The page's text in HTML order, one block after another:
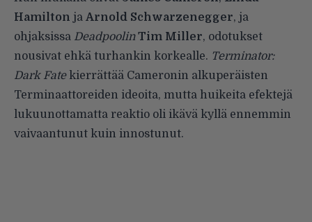
Hamilton ja Arnold Schwarzenegger, ja
ohjaksissa Deadpoolin Tim Miller, odotukset
nousivat ehkä turhankin korkealle. Terminator:
Dark Fatekierrättää Cameronin alkuperäisten
Terminaattoreiden ideoita, mutta huikeita efektejä
lukuunottamatta reaktio oli ikävä kyllä ennemmin
vaivaantunut kuin innostunut.